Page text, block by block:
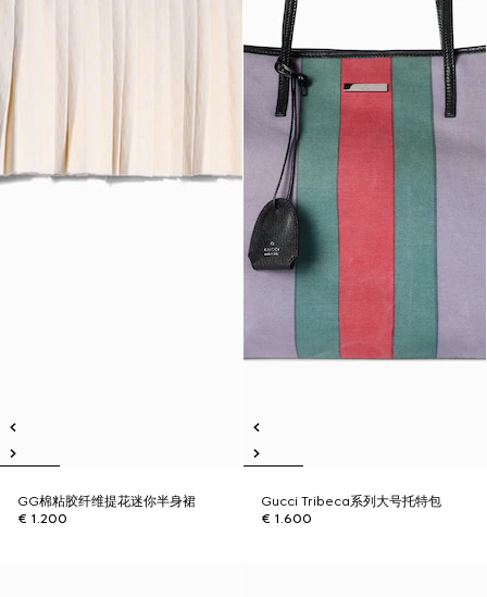
GG棉粘胶纤维提花迷你半身裙
€ 1.200
Gucci Tribeca系列大号托特包
€ 1.600